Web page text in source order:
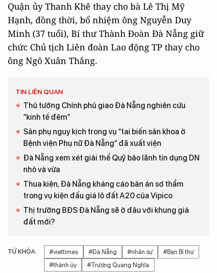
Quận ủy Thanh Khê thay cho bà Lê Thị Mỹ
Hạnh, đồng thời, bổ nhiệm ông Nguyễn Duy
Minh (37 tuổi), Bí thư Thành Đoàn Đà Nẵng giữ
chức Chủ tịch Liên đoàn Lao động TP thay cho
ông Ngô Xuân Thắng.
TIN LIÊN QUAN
Thủ tướng Chính phủ giao Đà Nẵng nghiên cứu
“kinh tế đêm”
Sản phụ nguy kịch trong vụ “tai biến sản khoa ở
Bệnh viện Phụ nữ Đà Nẵng” đã xuất viện
Đà Nẵng xem xét giải thể Quỹ bảo lãnh tín dụng DN
nhỏ và vừa
Thua kiện, Đà Nẵng kháng cáo bản án sơ thẩm
trong vụ kiện đấu giá lô đất A20 của Vipico
Thị trường BĐS Đà Nẵng sẽ ở đâu với khung giá
đất mới?
TỪ KHÓA: #viettimes #Đà Nẵng #nhân sự
#Ban Bí thư
#thành ủy
#Trương Quang Nghĩa